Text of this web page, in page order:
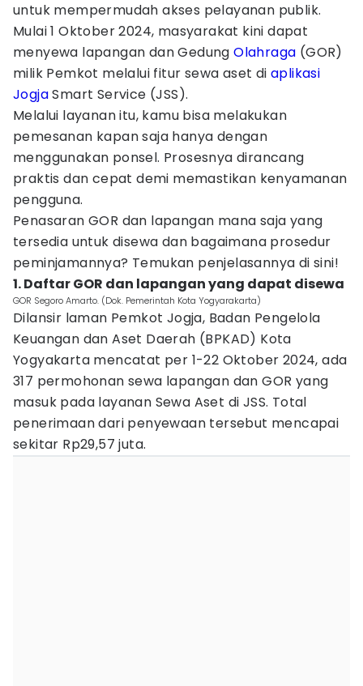
untuk mempermudah akses pelayanan publik.
Mulai 1 Oktober 2024, masyarakat kini dapat
menyewa lapangan dan GedungOlahraga (GOR)
milik Pemkot melalui fitur sewa aset di aplikasi
JogjaSmart Service (JSS).
Melalui layanan itu, kamu bisa melakukan
pemesanan kapan saja hanya dengan
menggunakan ponsel. Prosesnya dirancang
praktis dan cepat demi memastikan kenyamanan
pengguna.
Penasaran GOR dan lapangan mana saja yang
tersedia untuk disewa dan bagaimana prosedur
peminjamannya? Temukan penjelasannya di sini!
1. Daftar GOR dan lapangan yang dapat disewa
GOR Segoro Amarto. (Dok. Pemerintah Kota Yogyarakarta)
Dilansir laman Pemkot Jogja, Badan Pengelola
Keuangan dan Aset Daerah (BPKAD) Kota
Yogyakarta mencatat per 1-22 Oktober 2024, ada
317 permohonan sewa lapangan dan GOR yang
masuk pada layanan Sewa Aset di JSS. Total
penerimaan dari penyewaan tersebut mencapai
sekitar Rp29,57 juta.